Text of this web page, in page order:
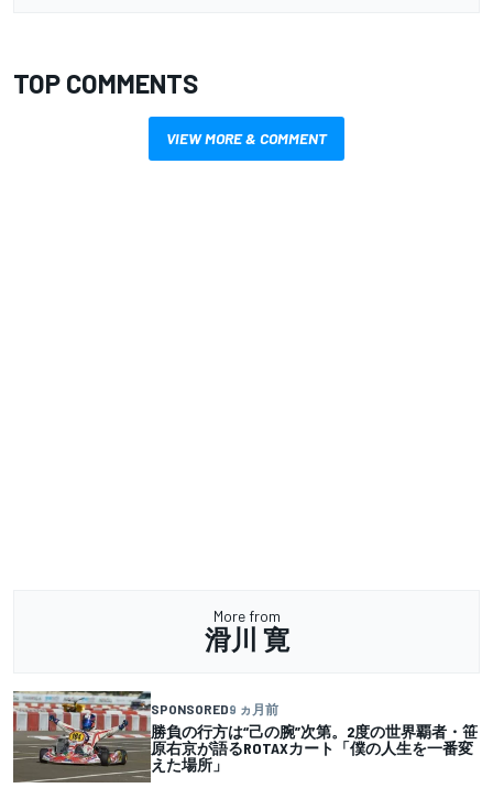
TOP COMMENTS
VIEW MORE & COMMENT
More from
滑川 寛
SPONSORED9 ヵ月前
勝負の行方は“己の腕”次第。2度の世界覇者・笹
原右京が語るROTAXカート「僕の人生を一番変
えた場所」